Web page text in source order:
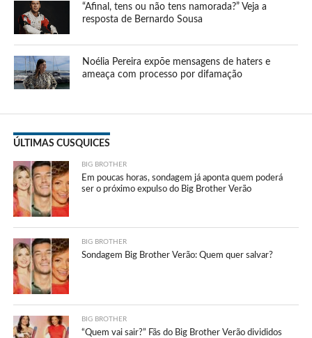
“Afinal, tens ou não tens namorada?” Veja a
resposta de Bernardo Sousa
Noélia Pereira expõe mensagens de haters e
ameaça com processo por difamação
ÚLTIMAS CUSQUICES
BIG BROTHER
Em poucas horas, sondagem já aponta quem poderá
ser o próximo expulso do Big Brother Verão
BIG BROTHER
Sondagem Big Brother Verão: Quem quer salvar?
BIG BROTHER
“Quem vai sair?” Fãs do Big Brother Verão divididos